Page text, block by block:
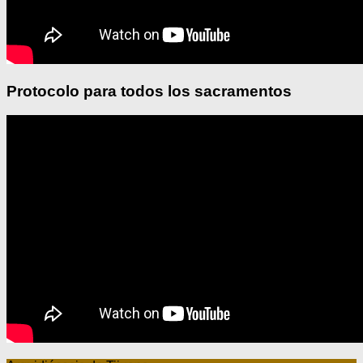
Protocolo para todos los sacramentos